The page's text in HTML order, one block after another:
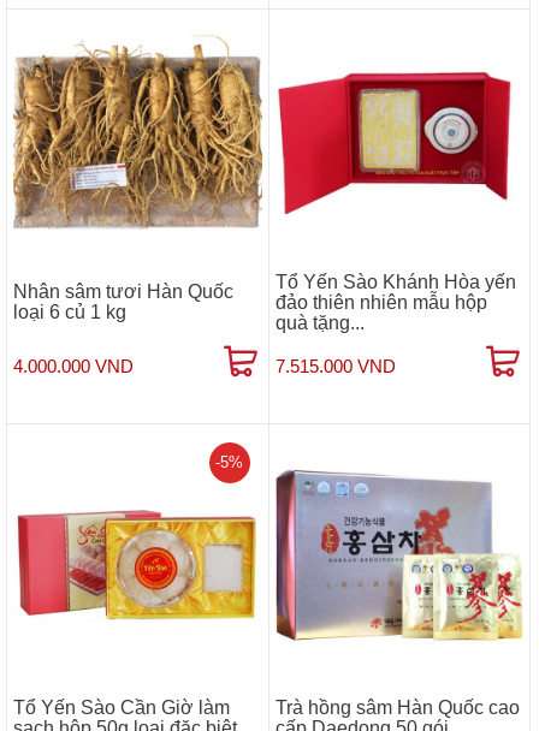
Nhân sâm tươi Hàn Quốc
loại 6 củ 1 kg
4.000.000 VND
Tổ Yến Sào Khánh Hòa yến
đảo thiên nhiên mẫu hộp
quà tặng...
7.515.000 VND
Tổ Yến Sào Cần Giờ làm
-5%
Trà hồng sâm Hàn Quốc cao